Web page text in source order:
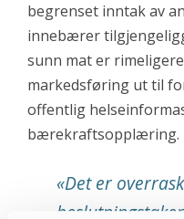
begrenset inntak av
innebærer
sunn mat er
markedsføring ut til
offentlig
bærekraftsopplæring.
«Det er